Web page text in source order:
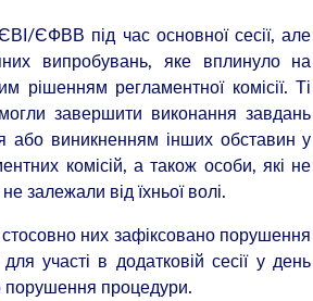
ЄФВВ під час основної сесії, але
випробувань, яке вплинуло на
рішенням регламентної комісії. Ті
завершити виконання завдань
або виникненням інших обставин у
комісій, а також особи, які не
залежали від їхньої волі.
них зафіксовано порушення
участі в додатковій сесії у день
порушення процедури.